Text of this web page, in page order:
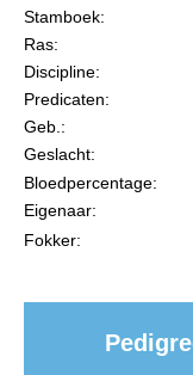
Statuten en
Algemeen
Informatie
Stamboek:
Ras:
Discipline:
Predicaten:
Geb.:
Geslacht:
Bloedpercentage:
Eigenaar:
Fokker: